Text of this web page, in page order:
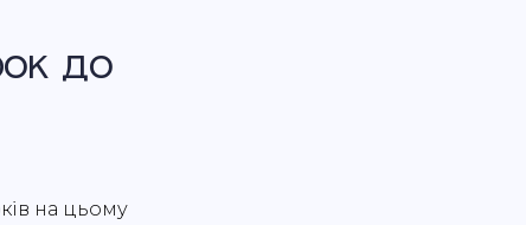
до
на цьому